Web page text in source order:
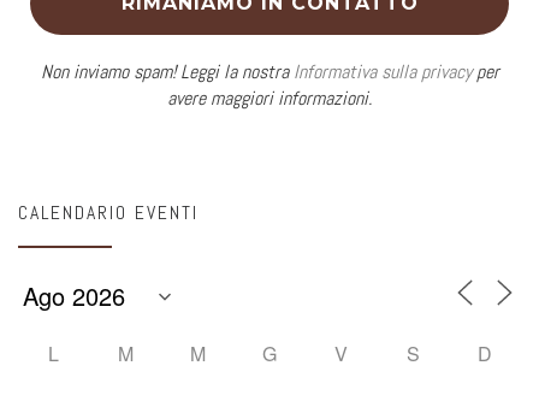
Non inviamo spam! Leggi la nostraInformativa sulla privacyper
avere maggiori informazioni.
CALENDARIO EVENTI
L M M G V S D